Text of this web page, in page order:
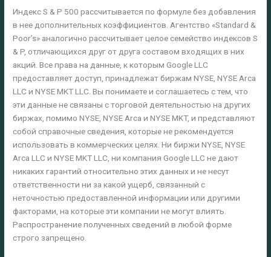
Индекс S & P 500 рассчитывается по формуле без добавления
в нее дополнительных коэффициентов. Агентство «Standard &
Poor’s» аналогично рассчитывает целое семейство индексов S
& P, отличающихся друг от друга составом входящих в них
акций. Все права на данные, к которым Google LLC
предоставляет доступ, принадлежат биржам NYSE, NYSE Arca
LLC и NYSE MKT LLC. Вы понимаете и соглашаетесь с тем, что
эти данные не связаны с торговой деятельностью на других
биржах, помимо NYSE, NYSE Arca и NYSE MKT, и представляют
собой справочные сведения, которые не рекомендуется
использовать в коммерческих целях. Ни биржи NYSE, NYSE
Arca LLC и NYSE MKT LLC, ни компания Google LLC не дают
никаких гарантий относительно этих данных и не несут
ответственности ни за какой ущерб, связанный с
неточностью предоставленной информации или другими
факторами, на которые эти компании не могут влиять.
Распространение полученных сведений в любой форме
строго запрещено.